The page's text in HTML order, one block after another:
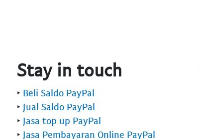
Stay in touch
‣ Beli Saldo PayPal
‣ Jual Saldo PayPal
‣ Jasa top up PayPal
‣ Jasa Pembayaran Online PayPal